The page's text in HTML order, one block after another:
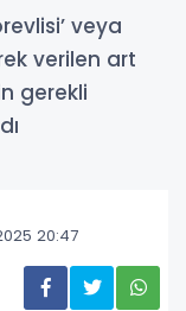
veya
verilen art
gerekli
20:47